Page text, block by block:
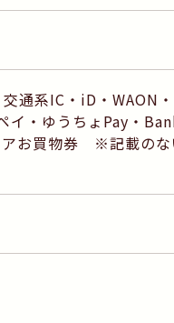
通系IC・iD・WAON
イ・ゆうちょPay・
お買物券 ※記載のな